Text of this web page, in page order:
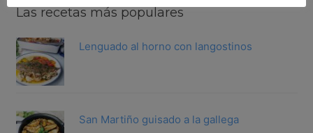
Las recetas más populares
Lenguado al horno con langostinos
San Martiño guisado a la gallega